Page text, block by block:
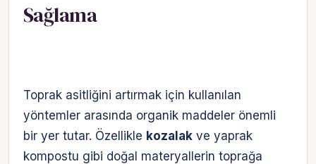
Sağlama
Toprak asitliğini artırmak için kullanılan
yöntemler arasında organik maddeler önemli
bir yer tutar. Özellikle kozalak ve yaprak
kompostu gibi doğal materyallerin toprağa